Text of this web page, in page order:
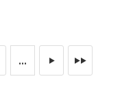
... ► ►►